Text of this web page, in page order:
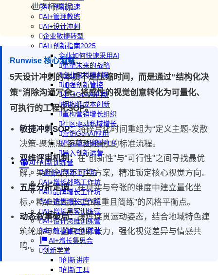
AI+创新加速
AI+管理教练
AI+设计冲刺
企业敏捷转型
AI+创新指南2025
企业如何快速采用AI
重塑未来的战略
企业深科技创新
加强创新管控
上马GenAI创新
拥抱低成本创新
重构营销增长组织
社区驱动私域增长
营销GenAI应用
产品驱动销售PLS
导入创新运营
AI+创新训练营
企业AI创新工作坊
AI+增长战略工作坊
AI+品牌增长工作坊
AI+销售增长工作坊
AI+增长黑客训练营
AI+设计思维训练营
AI+敏捷管理训练营
AI+增长集思会
创新学堂
创新讲座
创新工具
世界杯图标。
Runwise 核心洞察：
5天设计冲刺的本质不是压缩时间，而是通过“结构化决
策”消除沟通冗余，将感性的视觉创意转化为可量化、
可执行的工程化SOP。
敏捷冲刺SOP：将碎片化时间重组为“定义主题-发散
决策-聚焦思路-草图绘制”的标准流程。
双维评审机制：在“创新性”与“可行性”之间寻找最优
解，果断舍弃不可控方案，精准锁定核心视觉方向。
五度分析定调：在真实与夸张的维度中建立量化坐
标，精准选定第3度“稳重且简练”的风格平衡点。
动态叙事破局：提炼连贯运动姿态，结合地域特色建
筑轮廓与红蓝白色彩张力，强化视觉差异与情感共
鸣。